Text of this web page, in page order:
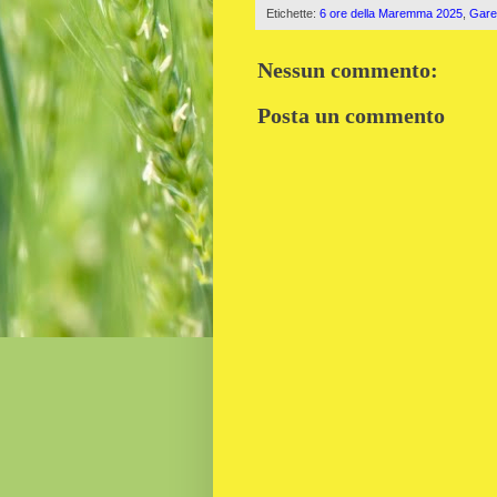
Etichette: 6 ore della Maremma 2025
Nessun commento:
Posta un commento